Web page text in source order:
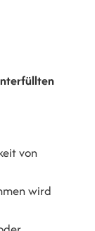
von
wird